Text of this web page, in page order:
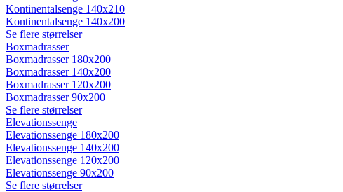
Kontinentalsenge 140x210
Kontinentalsenge 140x200
Se flere størrelser
Boxmadrasser
Boxmadrasser 180x200
Boxmadrasser 140x200
Boxmadrasser 120x200
Boxmadrasser 90x200
Se flere størrelser
Elevationssenge
Elevationssenge 180x200
Elevationssenge 140x200
Elevationssenge 120x200
Elevationssenge 90x200
Se flere størrelser